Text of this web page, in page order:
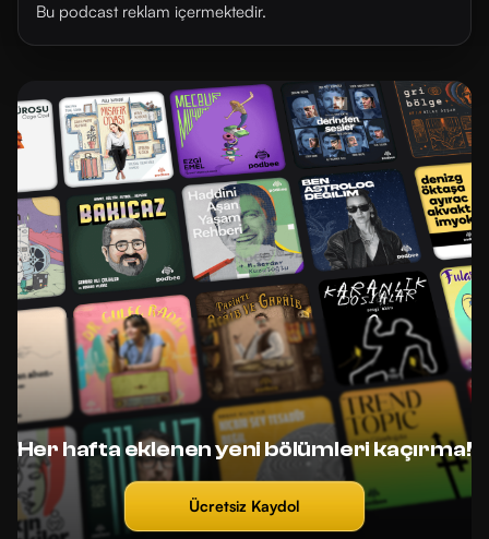
Bu podcast reklam içermektedir.
Her hafta eklenen yeni bölümleri kaçırma!
Ücretsiz Kaydol